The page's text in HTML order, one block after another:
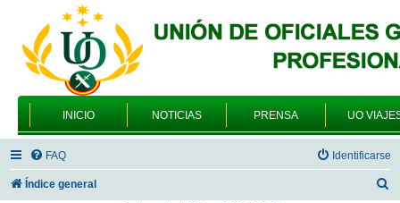
INICIO NOTICIAS PRENSA UO
FAQ Identificarse
Índice general